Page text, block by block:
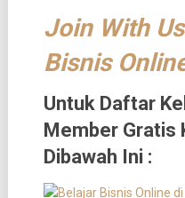
Join With
Bisnis
Untuk Daftar
Member Gratis
Dibawah Ini :